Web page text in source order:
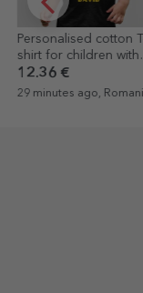
Personalised plate
a photo
12.36 €
29 minutes ago,